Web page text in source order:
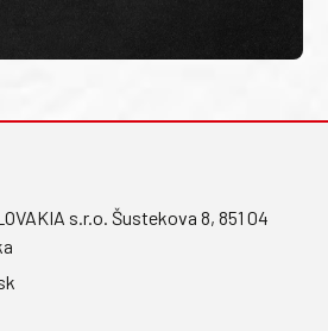
s.r.o. Šustekova 8, 851 04